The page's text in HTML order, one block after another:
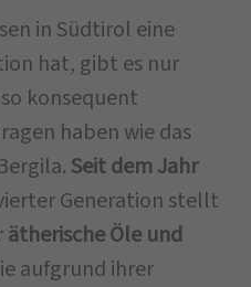
in Südtirol eine
hat, gibt es nur
konsequent
haben wie das
Seit dem Jahr
Generation stellt
ätherische Öle und
aufgrund ihrer